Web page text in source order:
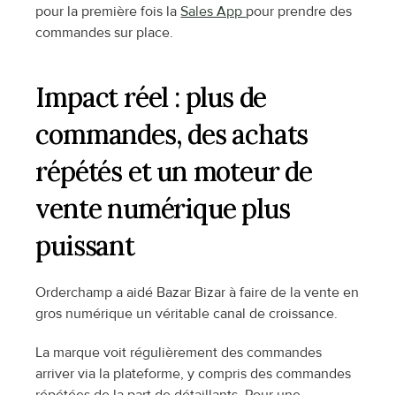
pour la première fois la Sales App pour prendre des
commandes sur place.
Impact réel : plus de
commandes, des achats
répétés et un moteur de
vente numérique plus
puissant
Orderchamp a aidé Bazar Bizar à faire de la vente en
gros numérique un véritable canal de croissance.
La marque voit régulièrement des commandes
arriver via la plateforme, y compris des commandes